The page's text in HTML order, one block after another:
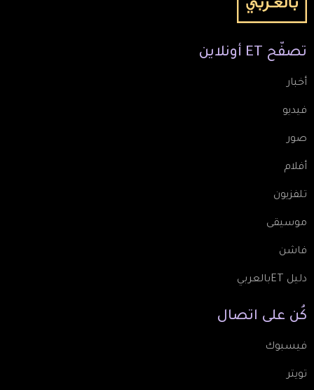
تصفّح ET أونلاين
أخبار
فيديو
صور
أفلام
تلفزيون
موسيقى
فاشن
دليل ETبالعربي
كُن على اتصال
فيسبوك
تويتر